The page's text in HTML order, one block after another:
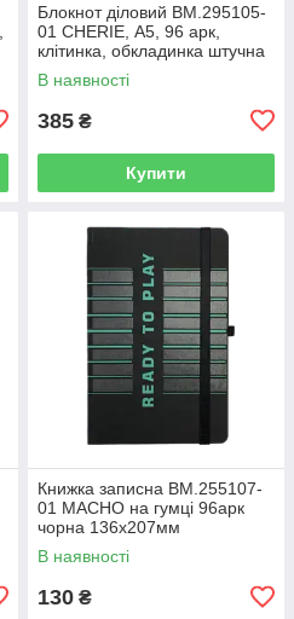
Блокнот діловий BM.295105-
01 CHERIE, А5, 96 арк,
клітинка, обкладинка штучна
шкіра, чорний (50)
В наявності
385 ₴
Купити
Книжка записна BM.255107-
01 MACHO на гумці 96арк
чорна 136х207мм
кліт,офс.крем.,тв.лам.обк(10)
В наявності
130 ₴